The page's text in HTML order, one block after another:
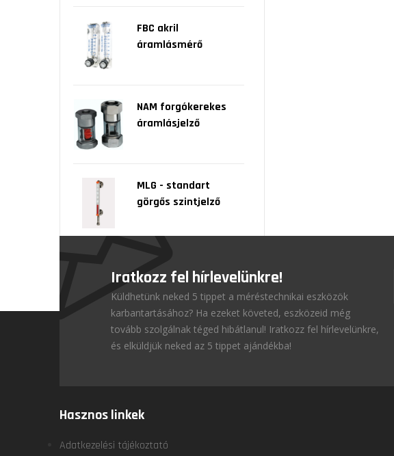
FBC akril
áramlásmérő
NAM forgókerekes
áramlásjelző
MLG - standart
görgős szintjelző
Iratkozz fel hírlevelünkre!
Küldhetünk neked 5 tippet a méréstechnikai eszközök
karbantartásához? Ha ezeket követed, eszközeid még
tovább szolgálnak téged hibátlanul! Iratkozz fel hírlevelünkre,
és elküldjük neked az 5 tippet ajándékba!
Hasznos linkek
Adatkezelési tájékoztató